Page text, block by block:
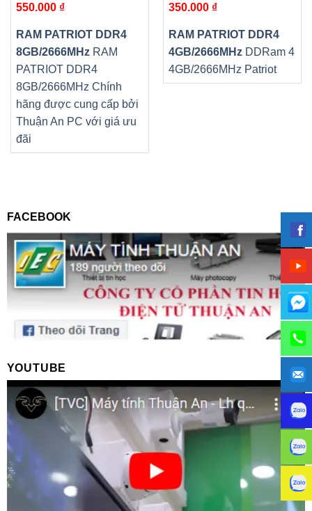
550.000 ₫
RAM PATRIOT DDR4
8GB/2666MHzRAM
PATRIOT DDR4
8GB/2666MHz Chính
hãng được cung cấp bởi
Thuận An PC với giá ưu
đãi
350.000 ₫
RAM PATRIOT DDR4
4GB/2666MHzDDRam 4
4GB/2666MHz Patriot
FACEBOOK
YOUTUBE